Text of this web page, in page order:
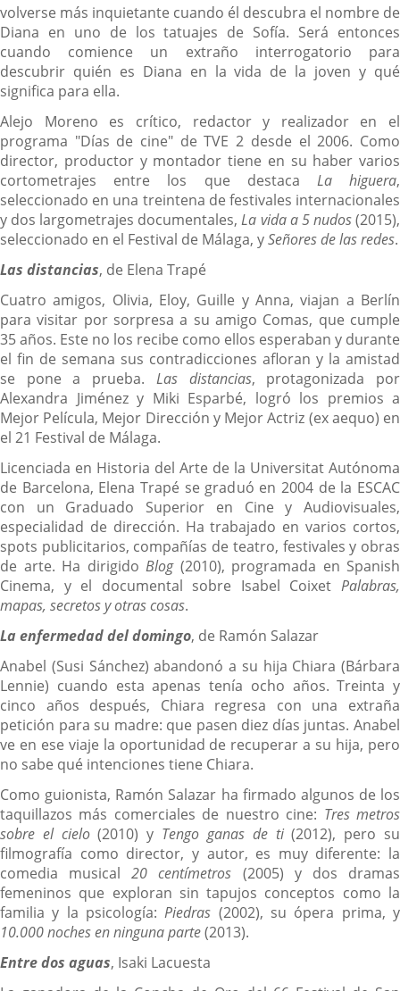
volverse más inquietante cuando él descubra el nombre de
Diana en uno de los tatuajes de Sofía. Será entonces
cuando comience un extraño interrogatorio para
descubrir quién es Diana en la vida de la joven y qué
significa para ella.
Alejo Moreno es crítico, redactor y realizador en el
programa "Días de cine" de TVE 2 desde el 2006. Como
director, productor y montador tiene en su haber varios
cortometrajes entre los que destaca La higuera,
seleccionado en una treintena de festivales internacionales
y dos largometrajes documentales,La vida a 5 nudos(2015),
seleccionado en el Festival de Málaga, ySeñores de las redes.
Las distancias, de Elena Trapé
Cuatro amigos, Olivia, Eloy, Guille y Anna, viajan a Berlín
para visitar por sorpresa a su amigo Comas, que cumple
35 años. Este no los recibe como ellos esperaban y durante
el fin de semana sus contradicciones afloran y la amistad
se pone a prueba. Las distancias, protagonizada por
Alexandra Jiménez y Miki Esparbé, logró los premios a
Mejor Película, Mejor Dirección y Mejor Actriz (ex aequo) en
el 21 Festival de Málaga.
Licenciada en Historia del Arte de la Universitat Autónoma
de Barcelona, Elena Trapé se graduó en 2004 de la ESCAC
con un Graduado Superior en Cine y Audiovisuales,
especialidad de dirección. Ha trabajado en varios cortos,
spots publicitarios, compañías de teatro, festivales y obras
de arte. Ha dirigido Blog(2010), programada en Spanish
Cinema, y el documental sobre Isabel Coixet Palabras,
mapas, secretos y otras cosas.
La enfermedad del domingo, de Ramón Salazar
Anabel (Susi Sánchez) abandonó a su hija Chiara (Bárbara
Lennie) cuando esta apenas tenía ocho años. Treinta y
cinco años después, Chiara regresa con una extraña
petición para su madre: que pasen diez días juntas. Anabel
ve en ese viaje la oportunidad de recuperar a su hija, pero
no sabe qué intenciones tiene Chiara.
Como guionista, Ramón Salazar ha firmado algunos de los
taquillazos más comerciales de nuestro cine: Tres metros
sobre el cielo(2010) y Tengo ganas de ti(2012), pero su
filmografía como director, y autor, es muy diferente: la
comedia musical20 centímetros (2005) y dos dramas
femeninos que exploran sin tapujos conceptos como la
familia y la psicología:Piedras (2002), su ópera prima, y
10.000 noches en ninguna parte(2013).
Entre dos aguas, Isaki Lacuesta